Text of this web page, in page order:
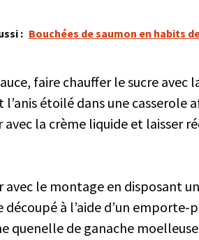
: Bouchées de saumon en habits
faire chauffer le sucre avec
étoilé dans une casserole
avec la crème liquide et laisser
avec le montage en disposant
découpé à l’aide d’un emporte-
quenelle de ganache